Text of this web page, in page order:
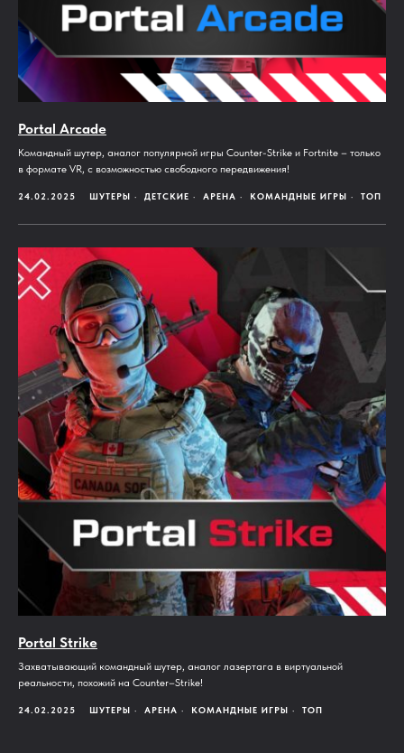
Portal Arcade
Командный шутер, аналог популярной игры Counter-Strike и Fortnite – только
в формате VR, с возможностью свободного передвижения!
24.02.2025 ШУТЕРЫ ДЕТСКИЕ АРЕНА КОМАНДНЫЕ ИГРЫ ТОП
Portal Strike
Захватывающий командный шутер, аналог лазертага в виртуальной
реальности, похожий на Counter–Strike!
24.02.2025 ШУТЕРЫ АРЕНА КОМАНДНЫЕ ИГРЫ ТОП